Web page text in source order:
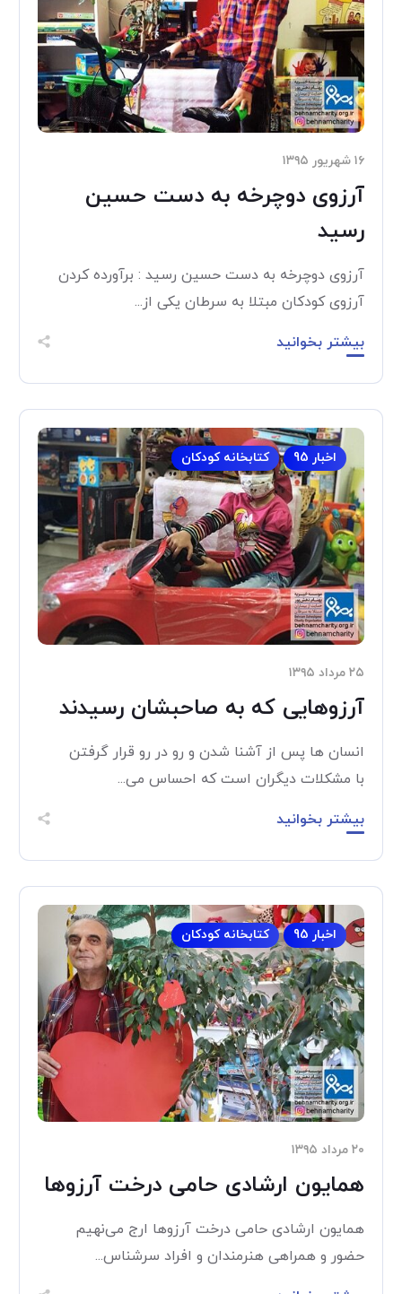
۱۶ شهریور ۱۳۹۵
آرزوی دوچرخه به دست حسین
رسید
آرزوی دوچرخه به دست حسین رسید : برآورده کردن
آرزوی کودکان مبتلا به سرطان یکی از...
بیشتر بخوانید
اخبار 95 کتابخانه کودکان
۲۵ مرداد ۱۳۹۵
آرزوهایی که به صاحبشان رسیدند
انسان ها پس از آشنا شدن و رو در رو قرار گرفتن
با مشکلات دیگران است که احساس می...
بیشتر بخوانید
اخبار 95 کتابخانه کودکان
۲۰ مرداد ۱۳۹۵
همایون ارشادی حامی درخت آرزوها
همایون ارشادی حامی درخت آرزوها ارج می‌نهیم
حضور و همراهی هنرمندان و افراد سرشناس...